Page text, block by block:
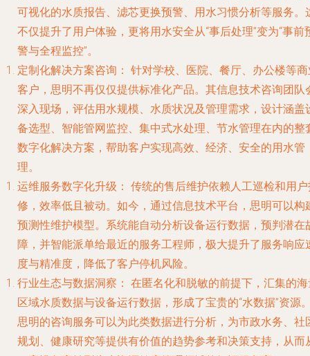
可视化的水质报告、滤芯更换预警、用水习惯分析等服务。
不仅提升了用户体验，更将用水安全从“事后处理”变为“事前
警与全程监控”。
定制化解决方案咨询 ： 针对学校、医院、餐厅、办公楼等
客户，思明不再仅仅提供标准化产品。其信息技术咨询团队
深入现场，评估用水规模、水质状况及管理需求，设计涵盖
备选型、智能管网监控、集中式水处理、节水管理在内的整
数字化解决方案，帮助客户实现高效、经济、安全的用水管
理。
运维服务数字化升级 ： 传统的售后维护依赖人工巡检和用
修，效率低且被动。如今，通过信息技术平台，思明可以构
预测性维护模型。系统能自动分析设备运行数据，预判潜在
障，并智能派单给最近的服务工程师，极大提升了服务响应
度与精准度，降低了客户停机风险。
行业生态与数据洞察 ： 在匿名化和脱敏的前提下，汇集的
区域水质数据与设备运行数据，形成了宝贵的“水数据”资源
思明的咨询服务可以为此类数据进行分析，为市政水务、社
规划、健康研究等提供有价值的趋势参考和决策支持，从而